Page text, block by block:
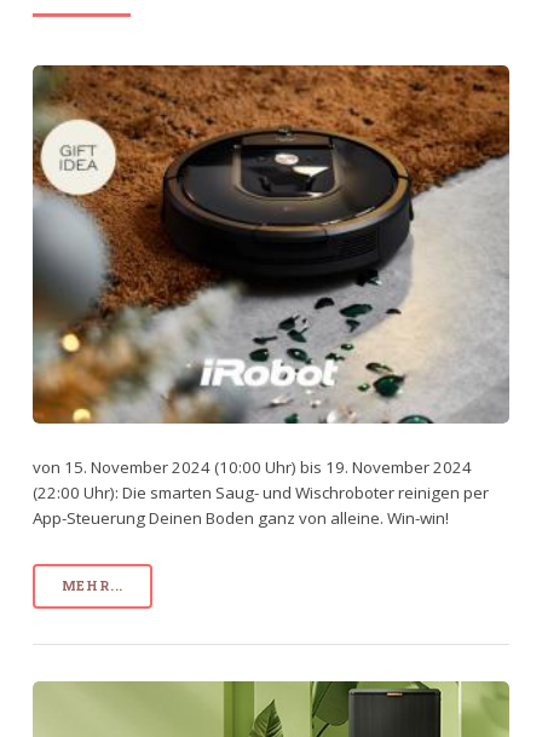
von 15. November 2024 (10:00 Uhr) bis 19. November 2024
(22:00 Uhr): Die smarten Saug- und Wischroboter reinigen per
App-Steuerung Deinen Boden ganz von alleine. Win-win!
MEHR...